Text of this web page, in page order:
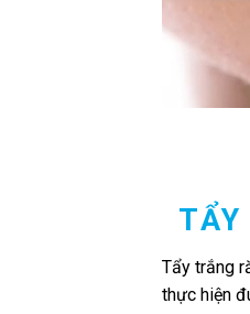
TẨY
Tẩy trắng
thực hiện